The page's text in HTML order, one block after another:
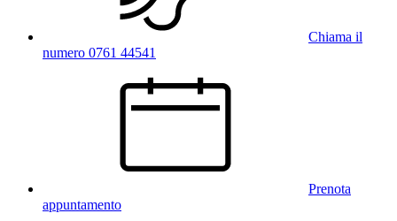
Chiama il
numero 0761 44541
Prenota
appuntamento